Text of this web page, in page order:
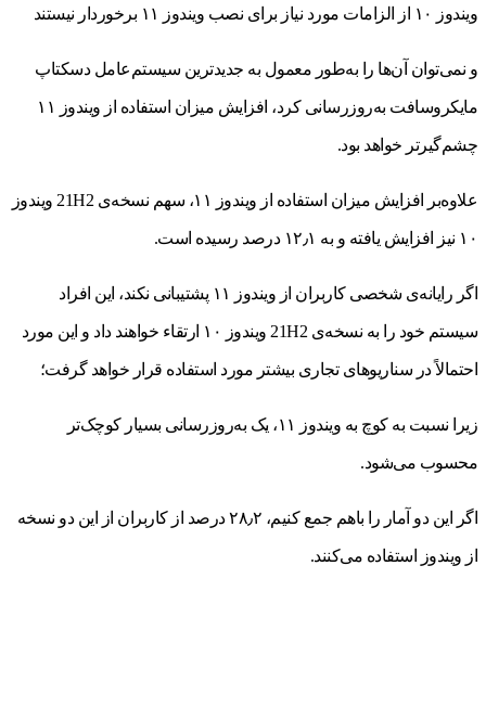
ویندوز ۱۰ از الزامات مورد نیاز برای نصب ویندوز ۱۱ برخوردار نیستند
و نمی‌توان آن‌ها را به‌طور معمول به جدیدترین سیستم‌عامل دسکتاپ
مایکروسافت به‌روزرسانی کرد، افزایش میزان استفاده از ویندوز ۱۱
چشم‌گیرتر خواهد بود.
علاوه‌بر افزایش میزان استفاده از ویندوز ۱۱، سهم نسخه‌ی 21H2 ویندوز
۱۰ نیز افزایش یافته و به ۱۲٫۱ درصد رسیده است.
اگر رایانه‌ی شخصی کاربران از ویندوز ۱۱ پشتیبانی نکند، این افراد
سیستم خود را به نسخه‌ی 21H2 ویندوز ۱۰ ارتقاء خواهند داد و این مورد
احتمالاً در سناریوهای تجاری بیشتر مورد استفاده قرار خواهد گرفت؛
زیرا نسبت به کوچ به ویندوز ۱۱، یک به‌روزرسانی بسیار کوچک‌تر
محسوب می‌شود.
اگر این دو آمار را باهم جمع کنیم، ۲۸٫۲ درصد از کاربران از این دو نسخه
از ویندوز استفاده می‌کنند.